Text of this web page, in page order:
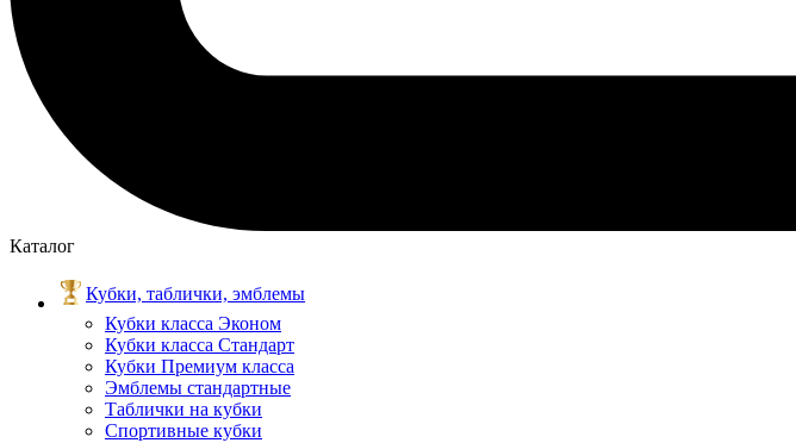
Каталог
Кубки, таблички, эмблемы
Кубки класса Эконом
Кубки класса Стандарт
Кубки Премиум класса
Эмблемы стандартные
Таблички на кубки
Спортивные кубки